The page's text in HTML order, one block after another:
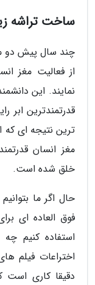
ساخت تراشه
چند سال پیش دو
از فعالیت مغز
نمایند. این
قدرتمندترین ابر
ترین نتیجه ای که
مغز انسان
خلق شده است.
حال اگر ما
فوق العاده ای
استفاده کنیم
اختراعات فیلم
دقیقا کاری